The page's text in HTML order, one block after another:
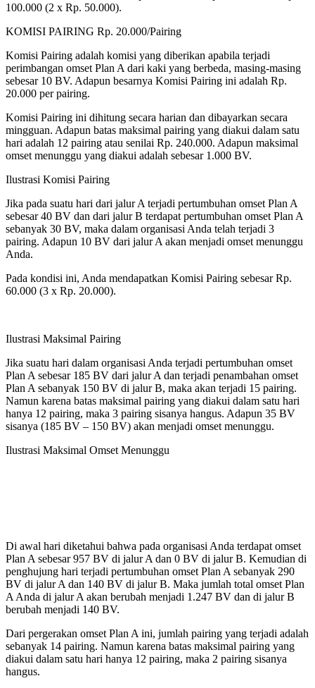
100.000 (2 x Rp. 50.000).
KOMISI PAIRING Rp. 20.000/Pairing
Komisi Pairing adalah komisi yang diberikan apabila terjadi
perimbangan omset Plan A dari kaki yang berbeda, masing-masing
sebesar 10 BV. Adapun besarnya Komisi Pairing ini adalah Rp.
20.000 per pairing.
Komisi Pairing ini dihitung secara harian dan dibayarkan secara
mingguan. Adapun batas maksimal pairing yang diakui dalam satu
hari adalah 12 pairing atau senilai Rp. 240.000. Adapun maksimal
omset menunggu yang diakui adalah sebesar 1.000 BV.
Ilustrasi Komisi Pairing
Jika pada suatu hari dari jalur A terjadi pertumbuhan omset Plan A
sebesar 40 BV dan dari jalur B terdapat pertumbuhan omset Plan A
sebanyak 30 BV, maka dalam organisasi Anda telah terjadi 3
pairing. Adapun 10 BV dari jalur A akan menjadi omset menunggu
Anda.
Pada kondisi ini, Anda mendapatkan Komisi Pairing sebesar Rp.
60.000 (3 x Rp. 20.000).
Ilustrasi Maksimal Pairing
Jika suatu hari dalam organisasi Anda terjadi pertumbuhan omset
Plan A sebesar 185 BV dari jalur A dan terjadi penambahan omset
Plan A sebanyak 150 BV di jalur B, maka akan terjadi 15 pairing.
Namun karena batas maksimal pairing yang diakui dalam satu hari
hanya 12 pairing, maka 3 pairing sisanya hangus. Adapun 35 BV
sisanya (185 BV – 150 BV) akan menjadi omset menunggu.
Ilustrasi Maksimal Omset Menunggu
Di awal hari diketahui bahwa pada organisasi Anda terdapat omset
Plan A sebesar 957 BV di jalur A dan 0 BV di jalur B. Kemudian di
penghujung hari terjadi pertumbuhan omset Plan A sebanyak 290
BV di jalur A dan 140 BV di jalur B. Maka jumlah total omset Plan
A Anda di jalur A akan berubah menjadi 1.247 BV dan di jalur B
berubah menjadi 140 BV.
Dari pergerakan omset Plan A ini, jumlah pairing yang terjadi adalah
sebanyak 14 pairing. Namun karena batas maksimal pairing yang
diakui dalam satu hari hanya 12 pairing, maka 2 pairing sisanya
hangus.